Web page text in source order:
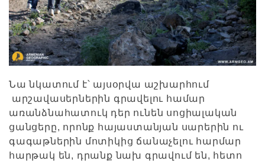
Նա նկատում է՝ այսօրվա աշխարհում
արշավասերներին գրավելու համար
առանձնահատուկ դեր ունեն սոցիալական
ցանցերը, որոնք հայաստանյան սարերին ու
գագաթներին մոտիկից ճանաչելու հարմար
հարթակ են, դրանք նախ գրավում են, հետո